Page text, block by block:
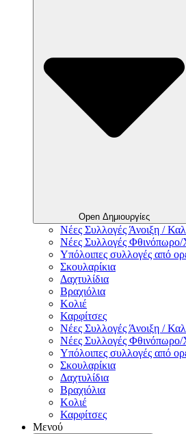
Open Δημιουργίες
Νέες Συλλογές Άνοιξη /
Νέες Συλλογές
Υπόλοιπες συλλογές από
Σκουλαρίκια
Δαχτυλίδια
Βραχιόλια
Κολιέ
Καρφίτσες
Νέες Συλλογές Άνοιξη /
Νέες Συλλογές
Υπόλοιπες συλλογές από
Σκουλαρίκια
Δαχτυλίδια
Βραχιόλια
Κολιέ
Καρφίτσες
Μενού